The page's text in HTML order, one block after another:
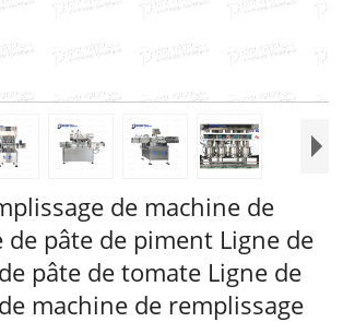
de machine de
de pâte de piment Ligne de
pâte de tomate Ligne de
machine de remplissage